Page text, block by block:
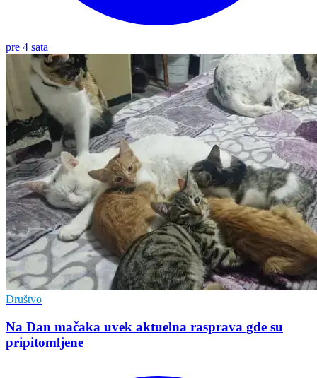
pre 4 sata
Društvo
Na Dan mačaka uvek aktuelna rasprava gde su
pripitomljene